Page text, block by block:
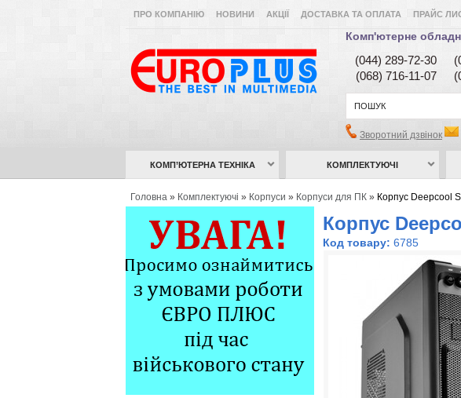
ПРО КОМПАНІЮ НОВИНИ АКЦІЇ ДОСТАВКА ТА ОПЛАТА ПРАЙС
Комп'ютерне
(044) 289-72-30
(068) 716-11-07
Зворотний дзвінок
КОМП’ЮТЕРНА ТЕХНІКА КОМПЛЕКТУЮЧІ
Головна » Комплектуючі » Корпуси » Корпуси для ПК » Корпус Deepcool
Корпус
Код товару: 6785